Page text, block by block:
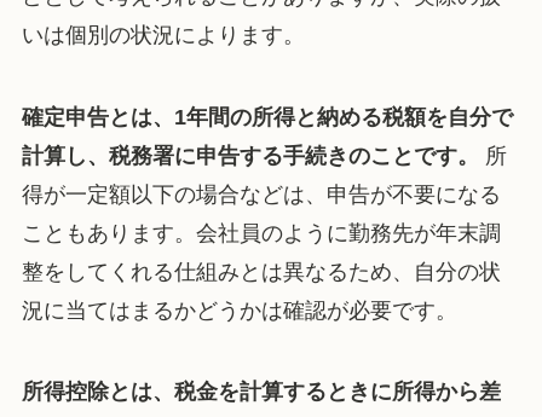
いは個別の状況によります。
確定申告とは、1年間の所得と納める税額を自分で
計算し、税務署に申告する手続きのことです。
所
得が一定額以下の場合などは、申告が不要になる
こともあります。会社員のように勤務先が年末調
整をしてくれる仕組みとは異なるため、自分の状
況に当てはまるかどうかは確認が必要です。
所得控除とは、税金を計算するときに所得から差